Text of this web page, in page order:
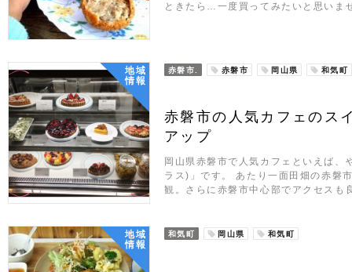
ときたら…一度買ってみたいと思いま
地域
情報
赤磐市. 赤磐市 岡山県 和気町
赤磐市の人気カフェのス
アップ
岡山県赤磐市で人気カフェといえば
ラス)」です。 あたり一面田畑の赤磐
観。さらに赤磐市中心部でアクセスも
地域
情報
和気町 岡山県 和気町